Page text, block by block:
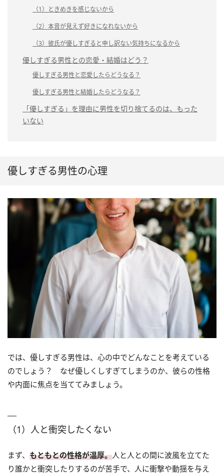
（1）ときめきを感じないから
（2）本音が見えず好きになれないから
（3）彼氏が優しすぎると申し訳ない気持ちになるから
優しすぎる男性との恋愛・結婚はどう？
優しすぎる男性と恋愛したらどうなる？
優しすぎる男性と結婚したらどうなる？
「優しすぎる」を理由に男性を切り捨てるのは、もった
いない
優しすぎる男性の心理
では、優しすぎる男性は、心の中でどんなことを考えている
のでしょう？ なぜ優しくしすぎてしまうのか、彼らの性格
や内面に焦点を当ててみましょう。
（1）人と衝突したくない
まず、 もともとの性格が温厚。人と人との間に波風を立てた
り誰かと衝突したりするのが苦手で、人に衝撃や動揺を与え